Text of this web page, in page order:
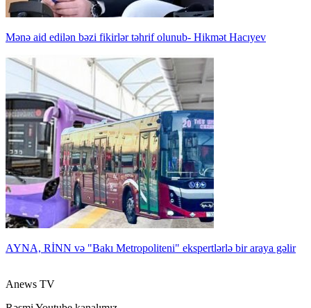
Mənə aid edilən bəzi fikirlər təhrif olunub- Hikmət Hacıyev
AYNA, RİNN və "Bakı Metropoliteni" ekspertlərlə bir araya gəlir
Anews TV